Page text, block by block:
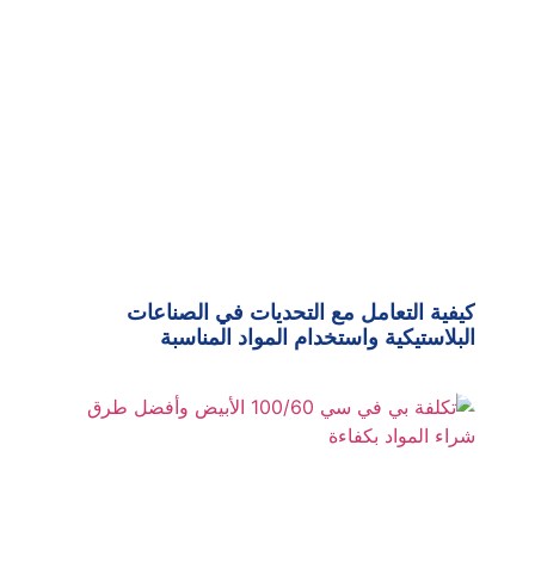
كيفية التعامل مع التحديات في الصناعات
البلاستيكية واستخدام المواد المناسبة